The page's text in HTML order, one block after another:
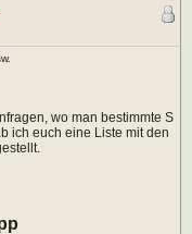
wo man bestimmte S
ich euch eine Liste mit den